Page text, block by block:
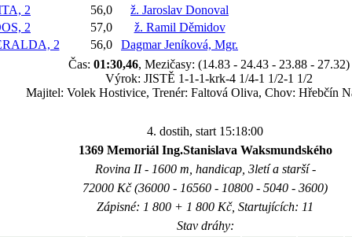
2 56,0 ž. Jaroslav Donoval
2 57,0 ž. Ramil Děmidov
2 56,0 Dagmar Jeníková, Mgr.
Čas: 01:30,46, Mezičasy: (14.83 - 24.43 - 23.88 - 27.32)
Výrok: JISTĚ 1-1-1-krk-4 1/4-1 1/2-1 1/2
Majitel: Volek Hostivice, Trenér: Faltová Oliva, Chov: Hřebčín
4. dostih, start 15:18:00
1369 Memoriál Ing.Stanislava Waksmundského
Rovina II - 1600 m, handicap, 3letí a starší -
72000 Kč (36000 - 16560 - 10800 - 5040 - 3600)
Zápisné: 1 800 + 1 800 Kč, Startujících: 11
Stav dráhy: